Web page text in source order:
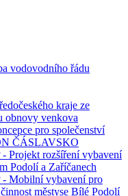
vodovodního řádu
kraje ze
obnovy venkova
pro společenství
ČÁSLAVSKO
- Projekt rozšíření vybavení
Podolí a Zaříčanech
- Mobilní vybavení pro
městyse Bílé Podolí